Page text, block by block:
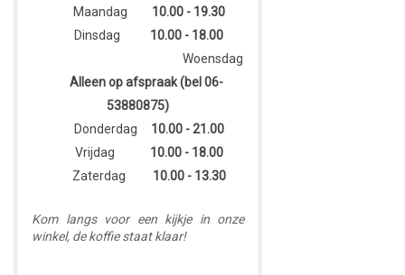
Maandag 10.00 - 19.30
Dinsdag 10.00 - 18.00
Woensdag
Alleen op afspraak (bel 06-
53880875)
Donderdag 10.00 - 21.00
Vrijdag 10.00 - 18.00
Zaterdag 10.00 - 13.30
Kom langs voor een kijkje in onze
winkel, de koffie staat klaar!